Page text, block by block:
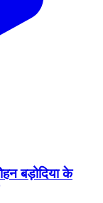
बड़ोदिया के